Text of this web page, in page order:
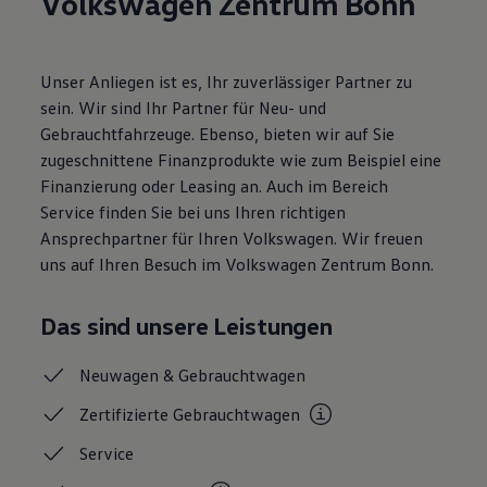
Magazin
Familie
Elektromobilität
Volkswagen R
Pannen- und Unfallhilfe
Volkswagen Kundenbetreuung
Unser Anliegen ist es, Ihr zuverlässiger Partner zu
sein. Wir sind Ihr Partner für Neu- und
Gebrauchtfahrzeuge. Ebenso, bieten wir auf Sie
zugeschnittene Finanzprodukte wie zum Beispiel eine
Finanzierung oder Leasing an. Auch im Bereich
Service finden Sie bei uns Ihren richtigen
Ansprechpartner für Ihren Volkswagen. Wir freuen
uns auf Ihren Besuch im Volkswagen Zentrum Bonn.
Das sind unsere Leistungen
Neuwagen &Gebrauchtwagen
ZertifizierteGebrauchtwagen
Service